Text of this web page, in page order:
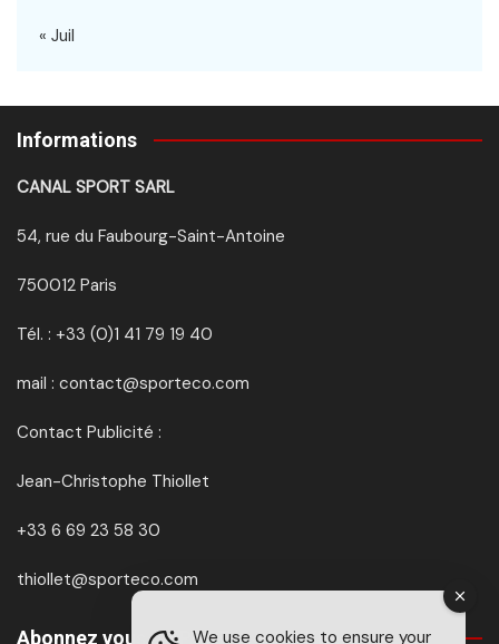
« Juil
Informations
CANAL SPORT SARL
54, rue du Faubourg-Saint-Antoine
750012 Paris
Tél. : +33 (0)1 41 79 19 40
mail : contact@sporteco.com
Contact Publicité :
Jean-Christophe Thiollet
+33 6 69 23 58 30
thiollet@sporteco.com
Abonnez vous à SPORTéco & BIKEéco
We use cookies to ensure your